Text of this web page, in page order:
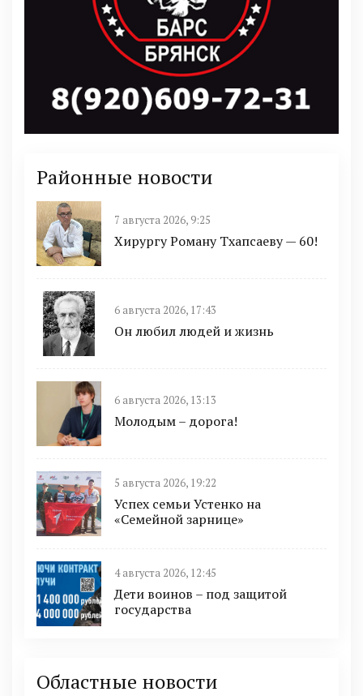
Районные новости
7 августа 2026, 9:25
Хирургу Роману Тхапсаеву — 60!
6 августа 2026, 17:43
Он любил людей и жизнь
6 августа 2026, 13:13
Молодым – дорога!
5 августа 2026, 19:22
Успех семьи Устенко на
«Семейной зарнице»
4 августа 2026, 12:45
Дети воинов – под защитой
государства
Областные новости